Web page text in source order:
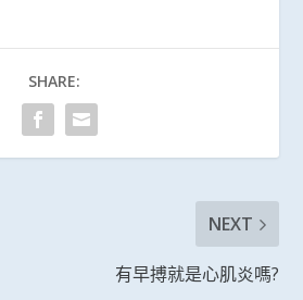
SHARE:
NEXT
有早搏就是心肌炎嗎?